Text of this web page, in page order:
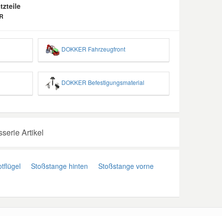
DOKKER Fahrzeugfront
DOKKER Befestigungsmaterial
Artikel
Stoßstange hinten
Stoßstange vorne